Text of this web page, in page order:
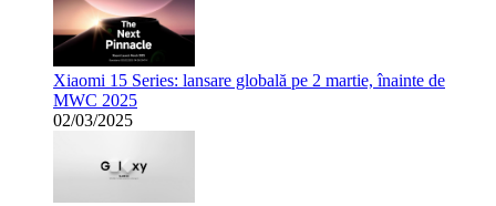
Xiaomi 15 Series: lansare globală pe 2 martie, înainte de
MWC 2025
02/03/2025